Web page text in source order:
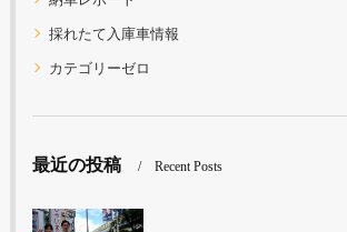
採れたて入庫車情報
カテゴリーゼロ
最近の投稿 Recent Posts